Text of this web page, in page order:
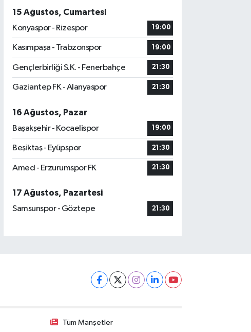
15 Ağustos, Cumartesi
Konyaspor - Rizespor
19:00
Kasımpaşa - Trabzonspor 19:00
Gençlerbirliği S.K. - Fenerbahçe 21:30
Gaziantep FK - Alanyaspor 21:30
16 Ağustos, Pazar
Başakşehir - Kocaelispor
19:00
Beşiktaş - Eyüpspor 21:30
Amed - Erzurumspor FK 21:30
17 Ağustos, Pazartesi
Samsunspor - Göztepe
21:30
Tüm Manşetler